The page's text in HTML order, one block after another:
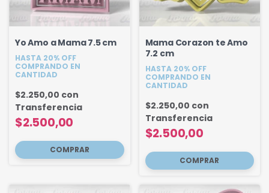
Yo Amo a Mama 7.5 cm
HASTA 20% OFF
COMPRANDO EN
CANTIDAD
$2.500,00
$2.250,00 con
Transferencia
Mama Corazon te Amo
7.2 cm
HASTA 20% OFF
COMPRANDO EN
CANTIDAD
$2.500,00
$2.250,00 con
Transferencia